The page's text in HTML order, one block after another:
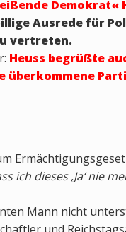
Demokrat«
Ausrede für
vertreten.
Heuss begrüßte
überkommene
ich dieses ‚Ja‘ nie
Mann nicht
und